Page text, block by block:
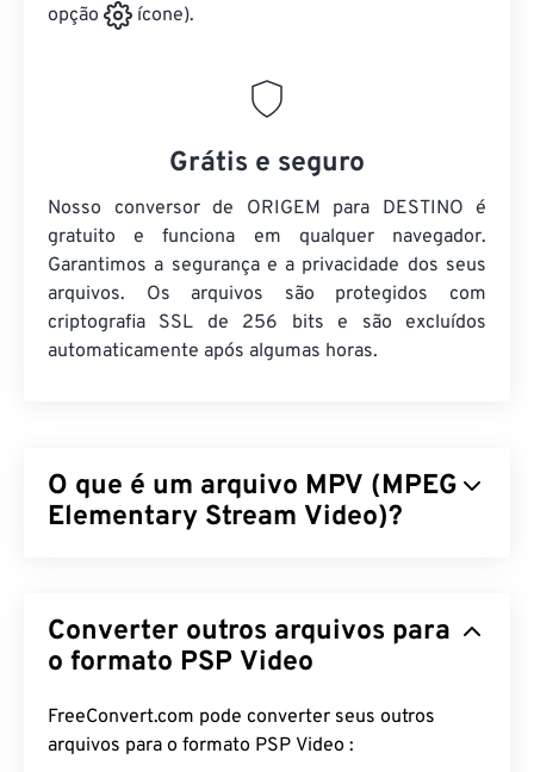
opção
ícone).
Grátis e seguro
Nosso conversor de ORIGEM para DESTINO é
gratuito e funciona em qualquer navegador.
Garantimos a segurança e a privacidade dos seus
arquivos. Os arquivos são protegidos com
criptografia SSL de 256 bits e são excluídos
automaticamente após algumas horas.
O que é um arquivo MPV (MPEG
Elementary Stream Video)?
que opera em diversas plataformas, incluindoo
Android. Seu recurso característico é um
Como abrir um arquivo MPV?
Converter outros arquivos para
o formato PSP Video
FreeConvert.com pode converter seus outros
arquivos para o formato PSP Video :